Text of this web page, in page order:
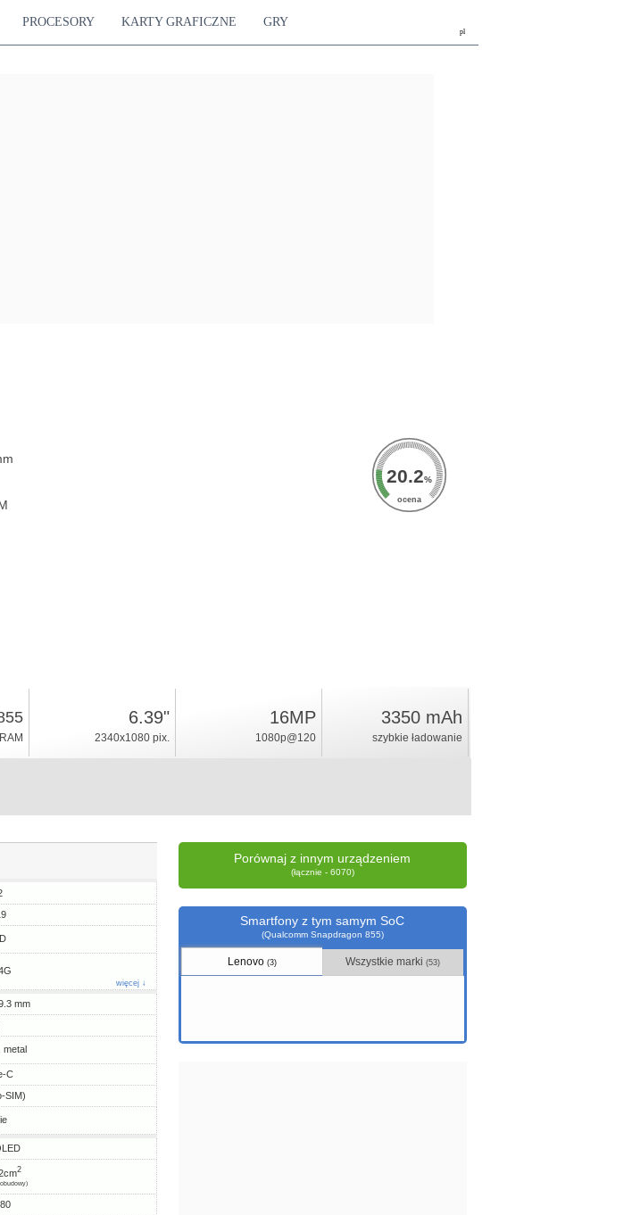
pl
PROCESORY KARTY GRAFICZNE GRY
20.2%
ocena
6.39"
2340x1080 pix.
16MP
1080p@120
3350 mAh
szybkie ładowanie
więcej ↓
mm
metal
C
SIM)
2
Porównaj z innym urządzeniem
(łącznie - 6070)
Smartfony z tym samym SoC
(Qualcomm Snapdragon 855)
Lenovo (3) Wszystkie marki(53)